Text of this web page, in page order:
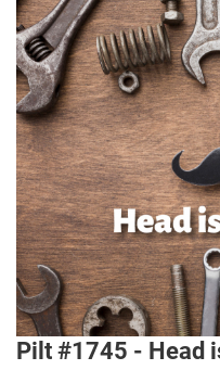
Pilt #1745 - Head